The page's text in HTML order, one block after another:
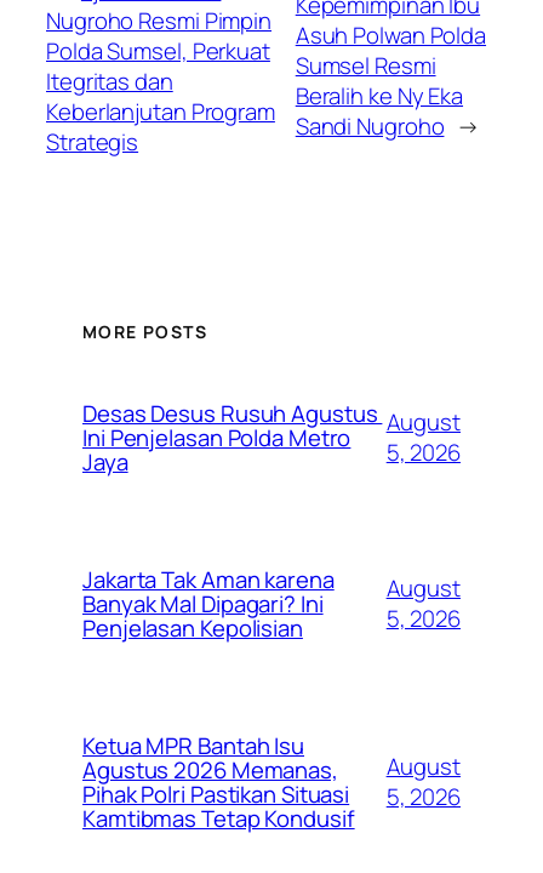
Nugroho Resmi Pimpin
Polda Sumsel, Perkuat
Itegritas dan
Keberlanjutan Program
Strategis
Asuh Polwan Polda
Sumsel Resmi
Beralih ke Ny Eka
Sandi Nugroho →
MORE POSTS
Desas Desus Rusuh Agustus
Ini Penjelasan Polda Metro
Jaya
August
5, 2026
Jakarta Tak Aman karena
Banyak Mal Dipagari? Ini
Penjelasan Kepolisian
August
5, 2026
Ketua MPR Bantah Isu
Agustus 2026 Memanas,
Pihak Polri Pastikan Situasi
Kamtibmas Tetap Kondusif
August
5, 2026